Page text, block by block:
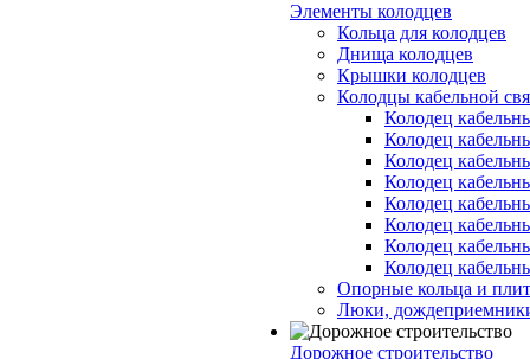
Элементы колодцев
Кольца для колодцев
Днища колодцев
Крышки колодцев
Колодцы кабельной
Колодец
Колодец
Колодец
Колодец
Колодец
Колодец
Колодец
Колодец
Опорные кольца и
Люки,
Дорожное строительство